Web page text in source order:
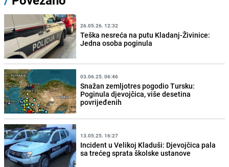
26.05.26. 12:32
Teška nesreća na putu Kladanj-Živinice:
Jedna osoba poginula
03.06.25. 06:46
Snažan zemljotres pogodio Tursku:
Poginula djevojčica, više desetina
povrijeđenih
13.05.25. 16:27
Incident u Velikoj Kladuši: Djevojčica pala
sa trećeg sprata školske ustanove